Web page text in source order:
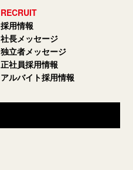
RECRUIT
採用情報
社長メッセージ
独立者メッセージ
正社員採用情報
アルバイト採用情報